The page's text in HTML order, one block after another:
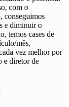
com o
conseguimos
e diminuir o
temos cases de
mês,
vez melhor por
e diretor de